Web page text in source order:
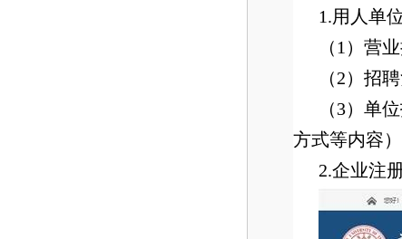
1.用人单
（1）营
（2）招
（3）单
方式等内容）
2.企业注